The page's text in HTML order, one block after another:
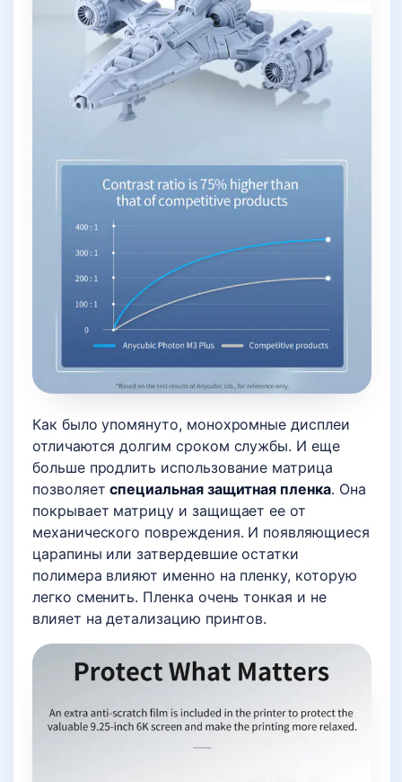
Как было упомянуто, монохромные дисплеи
отличаются долгим сроком службы. И еще
больше продлить использование матрица
позволяетспециальная защитная пленка. Она
покрывает матрицу и защищает ее от
механического повреждения. И появляющиеся
царапины или затвердевшие остатки
полимера влияют именно на пленку, которую
легко сменить. Пленка очень тонкая и не
влияет на детализацию принтов.